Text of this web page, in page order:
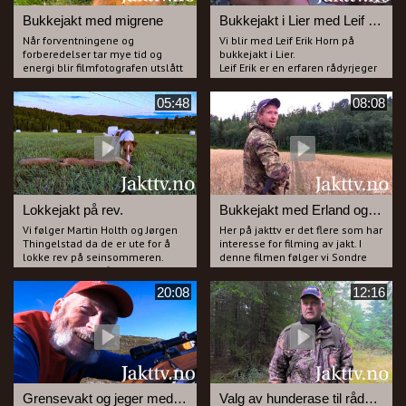
Bukkejakt med migrene
Når forventningene og
forberedelser tar mye tid og
energi blir filmfotografen utslått
av et migrene anfall, Aukrusten
er oppgitt over fotografen som
må legge seg for å få slutt på
migrenen.
Bukk blir det uansett og jammen
hjalp det på migrenen også.
Bukkejakt i Lier med Leif Erik Horn
Vi blir med Leif Erik Horn på
bukkejakt i Lier.
Leif Erik er en erfaren rådyrjeger
og jakter helst med dachs men
han skyter også noen bukker
hvert år under bukkejakta i
august.
Du får være med ut på flere turer
sammen med Leif Erik da alt ikke
går etter planen ved første
forsøk.
05:48
Lokkejakt på rev.
Vi følger Martin Holth og Jørgen
Thingelstad da de er ute for å
lokke rev på seinsommeren.
Martin lokker og filmer mens
Jørgen "poserer" foran kamera
som jeger. Gutta har lykken med
seg og får samtidig preget
valpen på rev. Bli med Holt &
Thingelstad ut på revejakt.
08:08
Bukkejakt med Erland og Sondre.
Her på jakttv er det flere som har
interesse for filming av jakt. I
denne filmen følger vi Sondre
Eidal spm kameramann mens
han filmer Erland Hval på
bukkejakt i Åsa.
Erland er en svært ivrig lokke-
jeger og bukkene kommer tett
på gutta.
20:08
Grensevakt og jeger med utfordring.
12:16
Valg av hunderase til rådyrjakt.